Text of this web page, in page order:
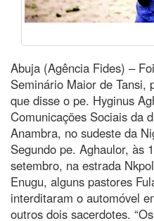
Abuja (Agência Fides) –
Seminário Maior de Tansi,
que disse o pe. Hyginus
Comunicações Sociais da
Anambra, no sudeste da
Segundo pe. Aghaulor, às
setembro, na estrada
Enugu, alguns pastores
interditaram o automóvel
outros dois sacerdotes.